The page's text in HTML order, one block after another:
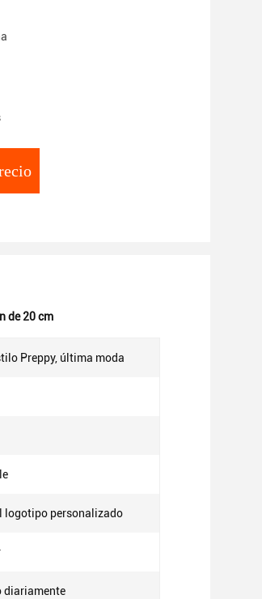
de 20 cm
Preppy, última moda
logotipo personalizado
diariamente